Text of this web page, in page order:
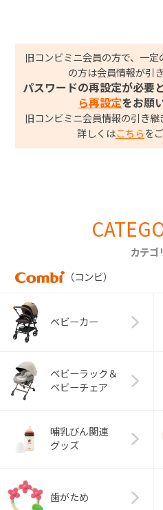
旧コンビミニ会員の方で、一
の方は会員情報が引
パスワードの再設定が必要
ら再設定をお願
旧コンビミニ会員情報の引き継
詳しくはこちら を
カテゴ
（コンビ）
ベビーカー
ベビーラック＆
ベビーチェア
哺乳びん関連
グッズ
歯がため